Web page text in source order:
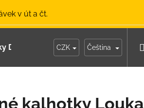
v út a čt.
Dupeťačky Moje objednávka
CZK Čeština
kalhotky Louka